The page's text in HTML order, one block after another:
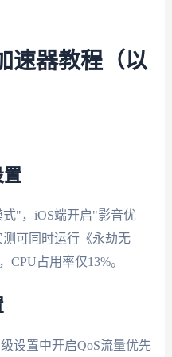
速器教程（以
置
"，iOS端开启"影音优
可同时运行《永劫无
CPU占用率仅13%。
设置中开启QoS流量优先